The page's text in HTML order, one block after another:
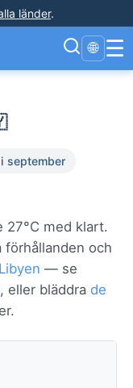
länder.
🌐 ☰
september
27°C med klart.
förhållanden och
Libyen — se
, eller bläddra de